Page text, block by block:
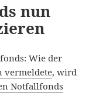
nun
Wie der
vermeldete, wird
Notfallfonds